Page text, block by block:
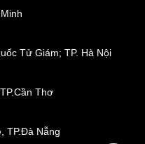
Tử Giám; TP. Hà Nội
Thơ
TP.Đà Nẵng